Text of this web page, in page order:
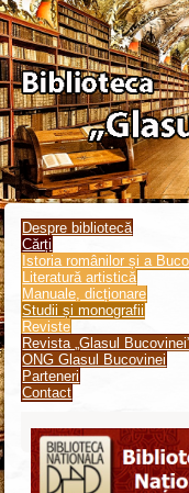
Despre bibliotecă
Cărți
Istoria românilor și a
Literatură artistică
Manuale, dicționare
Studii și monografii
Reviste
Revista „Glasul
ONG Glasul Bucovinei
Parteneri
Contact